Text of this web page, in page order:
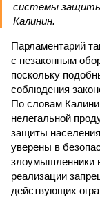
системы защиты
Калинин.
Парламентарий
с незаконным
поскольку
соблюдения
По словам
нелегальной
защиты
уверены в
злоумышленники
реализации
действующих